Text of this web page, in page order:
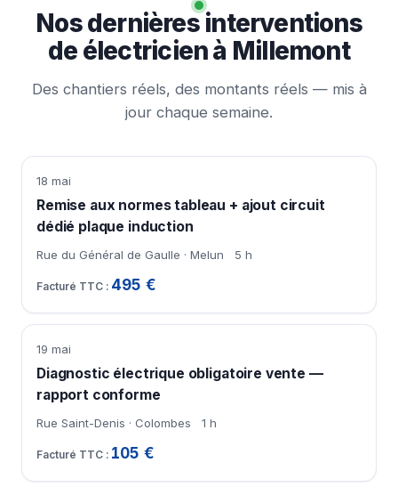
Nos dernières interventions
de électricien à Millemont
Des chantiers réels, des montants réels — mis à
jour chaque semaine.
18 mai
Remise aux normes tableau + ajout circuit
dédié plaque induction
Rue du Général de Gaulle · Melun 5 h
495 €
19 mai
Diagnostic électrique obligatoire vente —
rapport conforme
Rue Saint-Denis · Colombes 1 h
105 €